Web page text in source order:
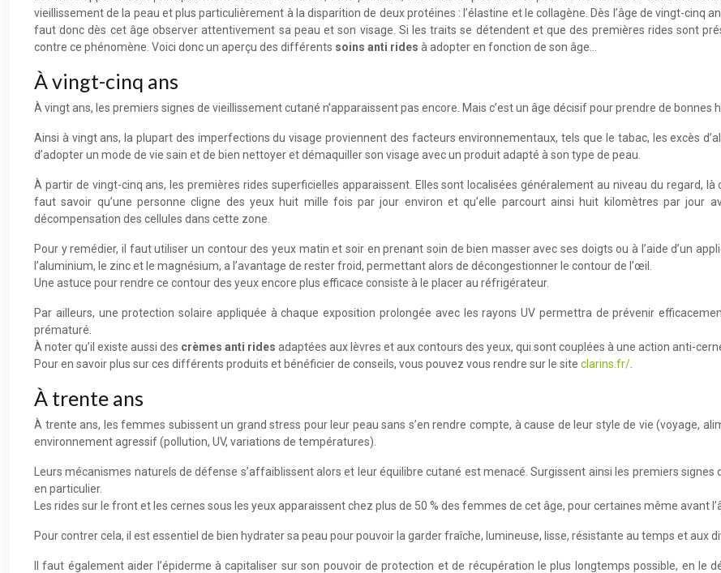
vieillissement de la peau et plus particulièrement à la disparition de deux protéines : l’élastine et le collagène. Dès l’âge de vingt-cinq
faut donc dès cet âge observer attentivement sa peau et son visage. Si les traits se détendent et que des premières rides sont
contre ce phénomène. Voici donc un aperçu des différents soins anti rides à adopter en fonction de son âge…
À vingt-cinq ans
À vingt ans, les premiers signes de vieillissement cutané n’apparaissent pas encore. Mais c’est un âge décisif pour prendre de bonnes
Ainsi à vingt ans, la plupart des imperfections du visage proviennent des facteurs environnementaux, tels que le tabac, les excès
d’adopter un mode de vie sain et de bien nettoyer et démaquiller son visage avec un produit adapté à son type de peau.
À partir de vingt-cinq ans, les premières rides superficielles apparaissent. Elles sont localisées généralement au niveau du regard,
faut savoir qu’une personne cligne des yeux huit mille fois par jour environ et qu’elle parcourt ainsi huit kilomètres par jour
décompensation des cellules dans cette zone.
Pour y remédier, il faut utiliser un contour des yeux matin et soir en prenant soin de bien masser avec ses doigts ou à l’aide d’un
l’aluminium, le zinc et le magnésium, a l’avantage de rester froid, permettant alors de décongestionner le contour de l’œil.
Une astuce pour rendre ce contour des yeux encore plus efficace consiste à le placer au réfrigérateur.
Par ailleurs, une protection solaire appliquée à chaque exposition prolongée avec les rayons UV permettra de prévenir
prématuré.
À noter qu’il existe aussi des crèmes anti rides adaptées aux lèvres et aux contours des yeux, qui sont couplées à une action anti-
Pour en savoir plus sur ces différents produits et bénéficier de conseils, vous pouvez vous rendre sur le site clarins.fr/
À trente ans
À trente ans, les femmes subissent un grand stress pour leur peau sans s’en rendre compte, à cause de leur style de vie (voyage,
environnement agressif (pollution, UV, variations de températures).
Leurs mécanismes naturels de défense s’affaiblissent alors et leur équilibre cutané est menacé. Surgissent ainsi les premiers
en particulier.
Les rides sur le front et les cernes sous les yeux apparaissent chez plus de 50 % des femmes de cet âge, pour certaines même avant
Pour contrer cela, il est essentiel de bien hydrater sa peau pour pouvoir la garder fraîche, lumineuse, lisse, résistante au temps et aux
Il faut également aider l’épiderme à capitaliser sur son pouvoir de protection et de récupération le plus longtemps possible, en